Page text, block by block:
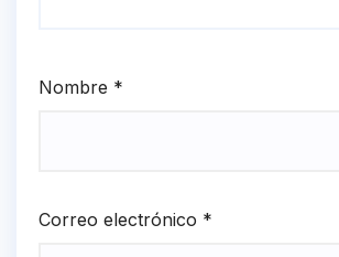
Nombre *
Correo electrónico *